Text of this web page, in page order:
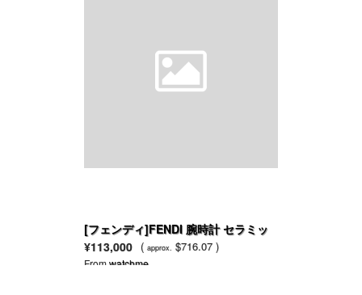
[フェンディ]FENDI 腕時計 セラミッ
ク ブラック F621210 レディース [並
行輸入品]
¥113,000 ( approx. $716.07 )
Fromwatchme